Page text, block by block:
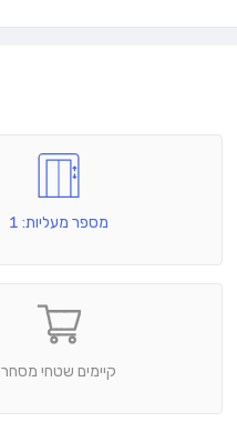
מספר מעליות: 1
קיימים שטחי מסחר